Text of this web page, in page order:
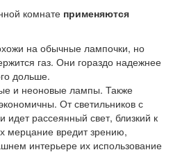
комнате применяются
на обычные лампочки, но
газ. Они гораздо надежнее
дольше.
и неоновые лампы. Также
От светильников с
идет рассеянный свет, близкий к
мерцание вредит зрению,
интерьере их использование